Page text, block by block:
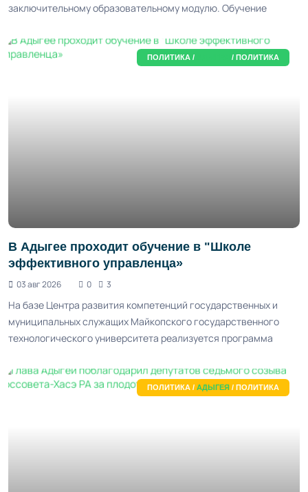
заключительному образовательному модулю. Обучение
ПОЛИТИКА / / ПОЛИТИКА
В Адыгее проходит обучение в "Школе
эффективного управленца»
03 авг 2026 0 3
На базе Центра развития компетенций государственных и
муниципальных служащих Майкопского государственного
технологического университета реализуется программа
ПОЛИТИКА / АДЫГЕЯ / ПОЛИТИКА